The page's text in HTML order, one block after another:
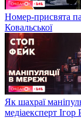
Номер-присвята
Ковальської
Як шахраї
медіаексперт Ігор